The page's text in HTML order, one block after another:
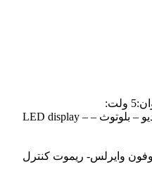
قابلیت:پورت صدا – پورت USB -رادیو – بلوتوث – LED display –